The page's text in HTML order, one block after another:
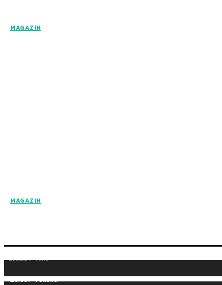
MAGAZIN
MAGAZIN
255,324 Fans
128,657 Follower